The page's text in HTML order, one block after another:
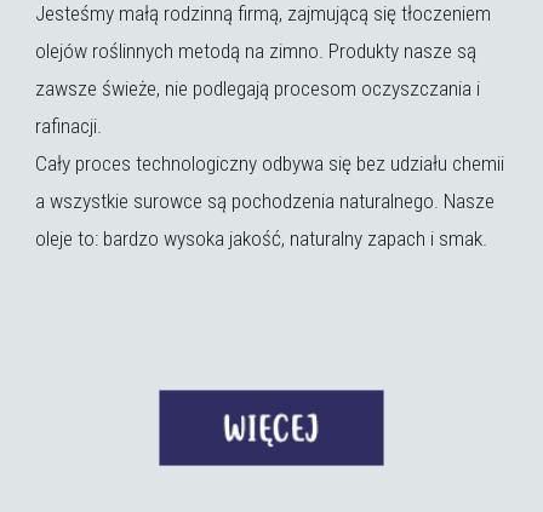
Jesteśmy małą rodzinną firmą, zajmującą się tłoczeniem
olejów roślinnych metodą na zimno. Produkty nasze są
zawsze świeże, nie podlegają procesom oczyszczania i
rafinacji.
Cały proces technologiczny odbywa się bez udziału chemii
a wszystkie surowce są pochodzenia naturalnego. Nasze
oleje to: bardzo wysoka jakość, naturalny zapach i smak.